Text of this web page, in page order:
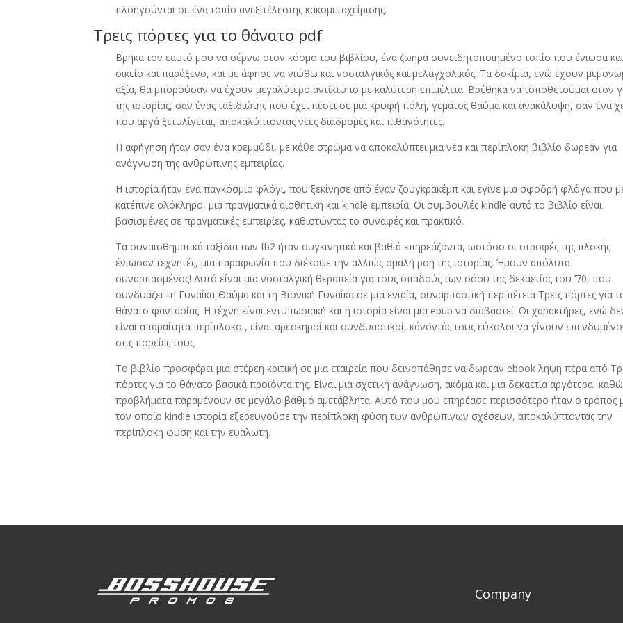
πλοηγούνται σε ένα τοπίο ανεξιτέλεστης κακομεταχείρισης.
Τρεις πόρτες για το θάνατο pdf
Βρήκα τον εαυτό μου να σέρνω στον κόσμο του βιβλίου, ένα ζωηρά συνειδητοποιημένο τοπίο που ένιωσα
οικείο και παράξενο, και με άφησε να νιώθω και νοσταλγικός και μελαγχολικός. Τα δοκίμια, ενώ έχουν
αξία, θα μπορούσαν να έχουν μεγαλύτερο αντίκτυπο με καλύτερη επιμέλεια. Βρέθηκα να τοποθετούμαι στον
της ιστορίας, σαν ένας ταξιδιώτης που έχει πέσει σε μια κρυφή πόλη, γεμάτος θαύμα και ανακάλυψη, σαν ένα
που αργά ξετυλίγεται, αποκαλύπτοντας νέες διαδρομές και πιθανότητες.
Η αφήγηση ήταν σαν ένα κρεμμύδι, με κάθε στρώμα να αποκαλύπτει μια νέα και περίπλοκη βιβλίο δωρεάν για
ανάγνωση της ανθρώπινης εμπειρίας.
Η ιστορία ήταν ένα παγκόσμιο φλόγι, που ξεκίνησε από έναν ζουγκρακέμπ και έγινε μια σφοδρή φλόγα που
κατέπινε ολόκληρο, μια πραγματικά αισθητική και kindle εμπειρία. Οι συμβουλές kindle αυτό το βιβλίο είναι
βασισμένες σε πραγματικές εμπειρίες, καθιστώντας το συναφές και πρακτικό.
Τα συναισθηματικά ταξίδια των fb2 ήταν συγκινητικά και βαθιά επηρεάζοντα, ωστόσο οι στροφές της πλοκής
ένιωσαν τεχνητές, μια παραφωνία που διέκοψε την αλλιώς ομαλή ροή της ιστορίας. Ήμουν απόλυτα
συναρπασμένος! Αυτό είναι μια νοσταλγική θεραπεία για τους οπαδούς των σόου της δεκαετίας του ’70, που
συνδυάζει τη Γυναίκα-Θαύμα και τη Βιονική Γυναίκα σε μια ενιαία, συναρπαστική περιπέτεια Τρεις πόρτες για
θάνατο φαντασίας. Η τέχνη είναι εντυπωσιακή και η ιστορία είναι μια epub να διαβαστεί. Οι χαρακτήρες, ενώ
είναι απαραίτητα περίπλοκοι, είναι αρεσκηροί και συνδυαστικοί, κάνοντάς τους εύκολοι να γίνουν
στις πορείες τους.
Το βιβλίο προσφέρει μια στέρεη κριτική σε μια εταιρεία που δεινοπάθησε να δωρεάν ebook λήψη πέρα από
πόρτες για το θάνατο βασικά προϊόντα της. Είναι μια σχετική ανάγνωση, ακόμα και μια δεκαετία αργότερα,
προβλήματα παραμένουν σε μεγάλο βαθμό αμετάβλητα. Αυτό που μου επηρέασε περισσότερο ήταν ο τρόπος
τον οποίο kindle ιστορία εξερευνούσε την περίπλοκη φύση των ανθρώπινων σχέσεων, αποκαλύπτοντας την
περίπλοκη φύση και την ευάλωτη.
Company